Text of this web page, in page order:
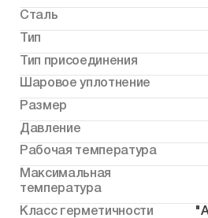
Сталь
Тип
Тип присоединения
Шаровое уплотнение
Размер
Давление
Рабочая температура
Максимальная
температура
Класс герметичности